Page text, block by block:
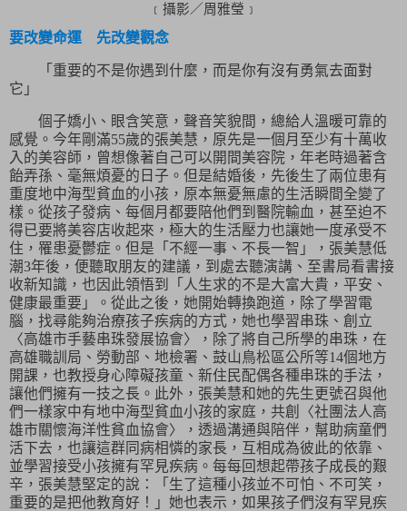
﹝攝影／周雅瑩﹞
要改變命運 先改變觀念
「重要的不是你遇到什麼，而是你有沒有勇氣去面對
它」
個子嬌小、眼含笑意，聲音笑貌間，總給人溫暖可靠的
感覺。今年剛滿55歲的張美慧，原先是一個月至少有十萬收
入的美容師，曾想像著自己可以開間美容院，年老時過著含
飴弄孫、毫無煩憂的日子。但是結婚後，先後生了兩位患有
重度地中海型貧血的小孩，原本無憂無慮的生活瞬間全變了
樣。從孩子發病、每個月都要陪他們到醫院輸血，甚至迫不
得已要將美容店收起來，極大的生活壓力也讓她一度承受不
住，罹患憂鬱症。但是「 不經一事、不長一智 」，張美慧低
潮3年後，便聽取朋友的建議，到處去聽演講、至書局看書接
收新知識，也因此領悟到「 人生求的不是大富大貴，平安、
健康最重要 」。從此之後，她開始轉換跑道，除了學習電
腦，找尋能夠治療孩子疾病的方式，她也學習串珠、創立
〈高雄市手藝串珠發展協會〉，除了將自己所學的串珠，在
高雄職訓局、勞動部、地檢署、鼓山鳥松區公所等14個地方
開課，也教授身心障礙孩童、新住民配偶各種串珠的手法，
讓他們擁有一技之長。此外，張美慧和她的先生更號召與他
們一樣家中有地中海型貧血小孩的家庭，共創〈社團法人高
雄市關懷海洋性貧血協會〉，透過溝通與陪伴，幫助病童們
活下去，也讓這群同病相憐的家長，互相成為彼此的依靠、
並學習接受小孩擁有罕見疾病。每每回想起帶孩子成長的艱
辛，張美慧堅定的說：
「生了這種小孩並不可怕、不可笑，
重要的是把他教育好！」 她也表示，如果孩子們沒有罕見疾